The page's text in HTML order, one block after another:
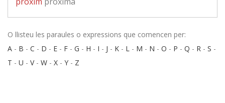
O llisteu les paraules o expressions que comencen per:
A - B - C - D - E - F - G - H - I - J - K - L - M - N - O - P - Q - R - S -
T - U - V- W - X - Y - Z